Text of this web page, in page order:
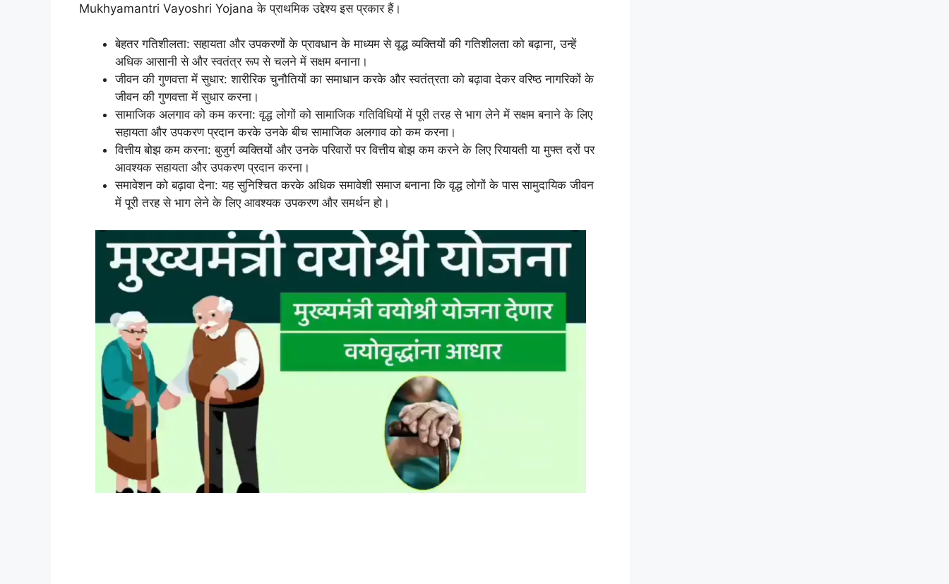
Mukhyamantri Vayoshri Yojana के प्राथमिक उद्देश्य इस प्रकार हैं।
बेहतर गतिशीलता: सहायता और उपकरणों के प्रावधान के माध्यम से वृद्ध व्यक्तियों की गतिशीलता को बढ़ाना, उन्हें
अधिक आसानी से और स्वतंत्र रूप से चलने में सक्षम बनाना।
जीवन की गुणवत्ता में सुधार: शारीरिक चुनौतियों का समाधान करके और स्वतंत्रता को बढ़ावा देकर वरिष्ठ नागरिकों के
जीवन की गुणवत्ता में सुधार करना।
सामाजिक अलगाव को कम करना: वृद्ध लोगों को सामाजिक गतिविधियों में पूरी तरह से भाग लेने में सक्षम बनाने के लिए
सहायता और उपकरण प्रदान करके उनके बीच सामाजिक अलगाव को कम करना।
वित्तीय बोझ कम करना: बुजुर्ग व्यक्तियों और उनके परिवारों पर वित्तीय बोझ कम करने के लिए रियायती या मुफ्त दरों पर
आवश्यक सहायता और उपकरण प्रदान करना।
समावेशन को बढ़ावा देना: यह सुनिश्चित करके अधिक समावेशी समाज बनाना कि वृद्ध लोगों के पास सामुदायिक जीवन
में पूरी तरह से भाग लेने के लिए आवश्यक उपकरण और समर्थन हो।